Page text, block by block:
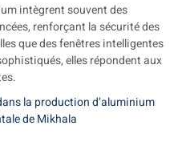
intègrent souvent des
renforçant la sécurité des
que des fenêtres intelligentes
elles répondent aux
la production d’aluminium
de Mikhala